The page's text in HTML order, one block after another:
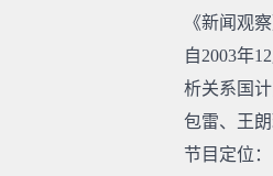
《新闻观
自2003年
析关系国
包雷、王
节目定位：